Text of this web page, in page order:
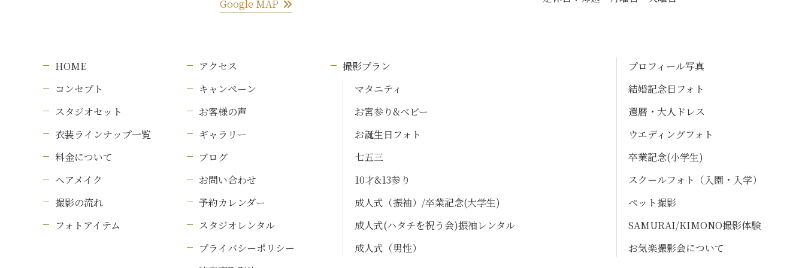
Google MAP
HOME
コンセプト
スタジオセット
衣装ラインナップ一覧
料金について
ヘアメイク
撮影の流れ
フォトアイテム
アクセス
キャンペーン
お客様の声
ギャラリー
ブログ
お問い合わせ
予約カレンダー
スタジオレンタル
プライバシーポリシー
撮影プラン
マタニティ
お宮参り&ベビー
お誕生日フォト
七五三
10才&13参り
成人式（振袖）/卒業記念(大学生)
成人式(ハタチを祝う会)振袖レンタル
成人式（男性）
プロフィール写真
結婚記念日フォト
還暦・大人ドレス
ウエディングフォト
卒業記念(小学生)
スクールフォト（入園・入学）
ペット撮影
SAMURAI/KIMONO撮影体験
お気楽撮影会について